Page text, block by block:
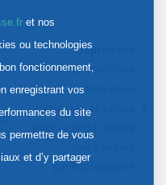
Septembre
Turquoise: une
mobilisation
nationale et locale
gynécologiques
et nos
ou technologies
fonctionnement,
enregistrant vos
du site
permettre de vous
et d’y partager